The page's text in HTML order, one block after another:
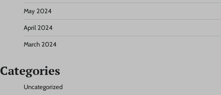
May 2024
April 2024
March 2024
Categories
Uncategorized